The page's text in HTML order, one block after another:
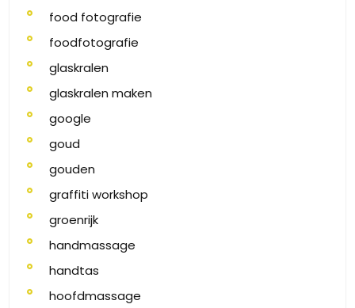
food fotografie
foodfotografie
glaskralen
glaskralen maken
google
goud
gouden
graffiti workshop
groenrijk
handmassage
handtas
hoofdmassage